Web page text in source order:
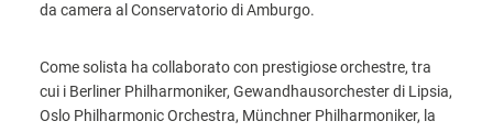
da camera al Conservatorio di Amburgo.
Come solista ha collaborato con prestigiose orchestre, tra
cui i Berliner Philharmoniker, Gewandhausorchester di Lipsia,
Oslo Philharmonic Orchestra, Münchner Philharmoniker, la